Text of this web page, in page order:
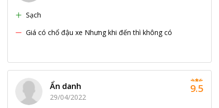
Sạch
Giá có chổ đậu xe Nhưng khi đến thì không có
Ẩn danh
29/04/2022
9.5